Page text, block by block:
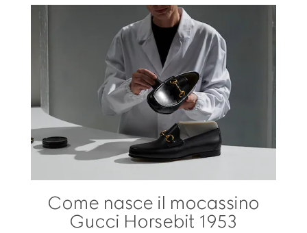
Come nasce il mocassino
Gucci Horsebit 1953